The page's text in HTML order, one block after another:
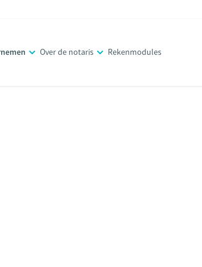
Over de notaris Rekenmodules